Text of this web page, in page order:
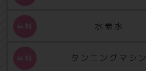
水素水
タンニングマシン